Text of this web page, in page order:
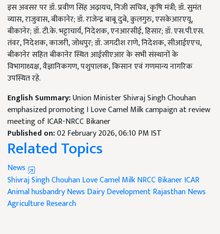
इस अवसर पर डॉ. प्रवीण सिंह अढ़ायच, निजी सचिव, कृषि मंत्री; डॉ. सुमंत
व्यास, राजुवास, बीकानेर; डॉ. राजेन्द्र बाबू दुबे, कुलगुरु, एसकेआरएयू,
बीकानेर; डॉ. टी.के. भट्टाचार्य, निदेशक, एनआरसीई, हिसार; डॉ. एस.पी.एस.
तंवर, निदेशक, काजरी, जोधपुर; डॉ. जगदीश राणे, निदेशक, सीआईएएच,
बीकानेर सहित बीकानेर स्थित आईसीएआर के सभी संस्थानों के
विभागाध्यक्ष, वैज्ञानिकगण, पशुपालक, किसान एवं गणमान्य नागरिक
उपस्थित रहे.
English Summary:Union Minister Shivraj Singh Chouhan
emphasized promoting I Love Camel Milk campaign at review
meeting of ICAR-NRCC Bikaner
Published on:02 February 2026, 06:10 PM IST
Related Topics
News
Shivraj Singh ChouhanLove Camel MilkNRCC BikanerICAR
Animal husbandry News Dairy DevelopmentRajasthan News
Agriculture Research